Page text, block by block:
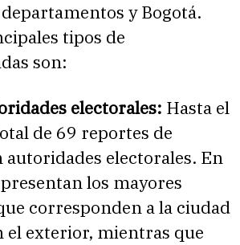
y Bogotá.
tipos de
son:
electorales: Hasta el
de 69 reportes de
electorales. En
los mayores
corresponden a la ciudad
el exterior, mientras que